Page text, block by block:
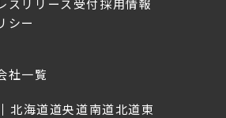
スリリース受付採用情報
シー
社一覧
北海道道央道南道北道東